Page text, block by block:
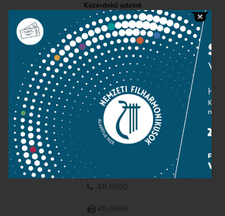
Közérdekű adatok
Sajtószoba
Adatvédelem
Impresszum
NEMZETI
FILHARMONIKUSOK
1095 Budapest, Komor Marcell u. 1. (Müpa)
411-6600
411-6699